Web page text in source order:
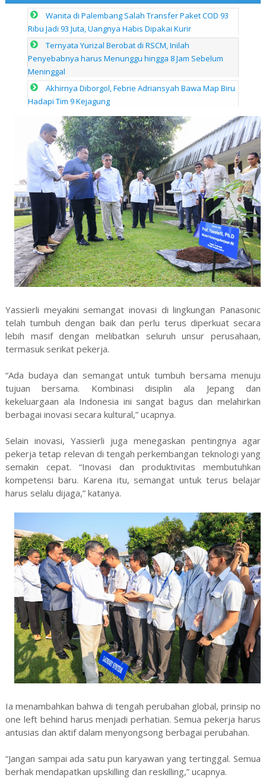
Wanita di Palembang Salah Transfer Paket COD 93
Ribu Jadi 93 Juta, Uangnya Habis Dipakai Kurir
Ternyata Yurizal Berobat di RSCM, Inilah
Penyebabnya harus Menunggu hingga 8 Jam Sebelum
Meninggal
Akhirnya Diborgol, Febrie Adriansyah Bawa Map Biru
Hadapi Tim 9 Kejagung
Yassierli meyakini semangat inovasi di lingkungan Panasonic
telah tumbuh dengan baik dan perlu terus diperkuat secara
lebih masif dengan melibatkan seluruh unsur perusahaan,
termasuk serikat pekerja.
“Ada budaya dan semangat untuk tumbuh bersama menuju
tujuan bersama. Kombinasi disiplin ala Jepang dan
kekeluargaan ala Indonesia ini sangat bagus dan melahirkan
berbagai inovasi secara kultural,” ucapnya.
Selain inovasi, Yassierli juga menegaskan pentingnya agar
pekerja tetap relevan di tengah perkembangan teknologi yang
semakin cepat. “Inovasi dan produktivitas membutuhkan
kompetensi baru. Karena itu, semangat untuk terus belajar
harus selalu dijaga,” katanya.
Ia menambahkan bahwa di tengah perubahan global, prinsip no
one left behind harus menjadi perhatian. Semua pekerja harus
antusias dan aktif dalam menyongsong berbagai perubahan.
“Jangan sampai ada satu pun karyawan yang tertinggal. Semua
berhak mendapatkan upskilling dan reskilling,” ucapnya.